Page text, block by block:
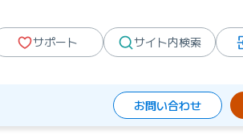
サポート サイト内検索
お問い合わせ